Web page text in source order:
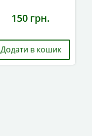
150 грн.
Додати в кошик